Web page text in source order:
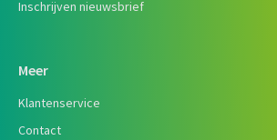
Inschrijven nieuwsbrief
Meer
Klantenservice
Contact